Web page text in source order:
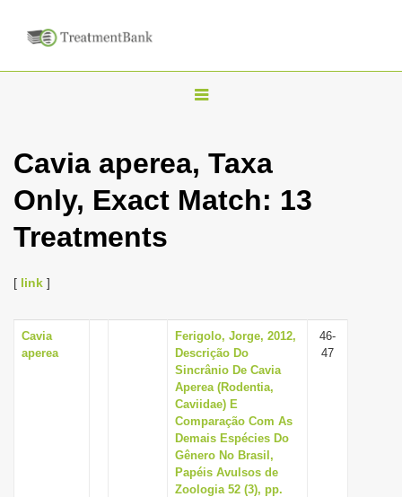
T
g
l
i
g
a
t
i
o
n
Cavia aperea, Taxa
Only, Exact Match: 13
Treatments
[ link ]
Cavia
aperea
Ferigolo, Jorge, 2012,
Descrição Do
Sincrânio De Cavia
Aperea (Rodentia,
Caviidae) E
Comparação Com As
Demais Espécies Do
Gênero No Brasil,
Papéis Avulsos de
Zoologia 52 (3), pp.
46-
47